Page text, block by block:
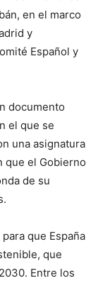
en el marco
y
Español y
documento
el que se
una asignatura
que el Gobierno
de su
que España
que
Entre los